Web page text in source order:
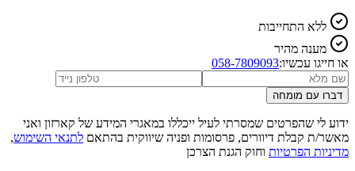
ללא התחייבות
מענה מהיר
או חייגו עכשיו:058-7809093
דברו עם מומחה
ידוע לי שהפרטים שמסרתי לעיל ייכללו במאגרי המידע של קארזון ואני
מאשר/ת קבלת דיוורים, פרסומות ופניה שיווקית בהתאם לתנאי השימוש,
מדיניות הפרטיות וחוק הגנת הצרכן